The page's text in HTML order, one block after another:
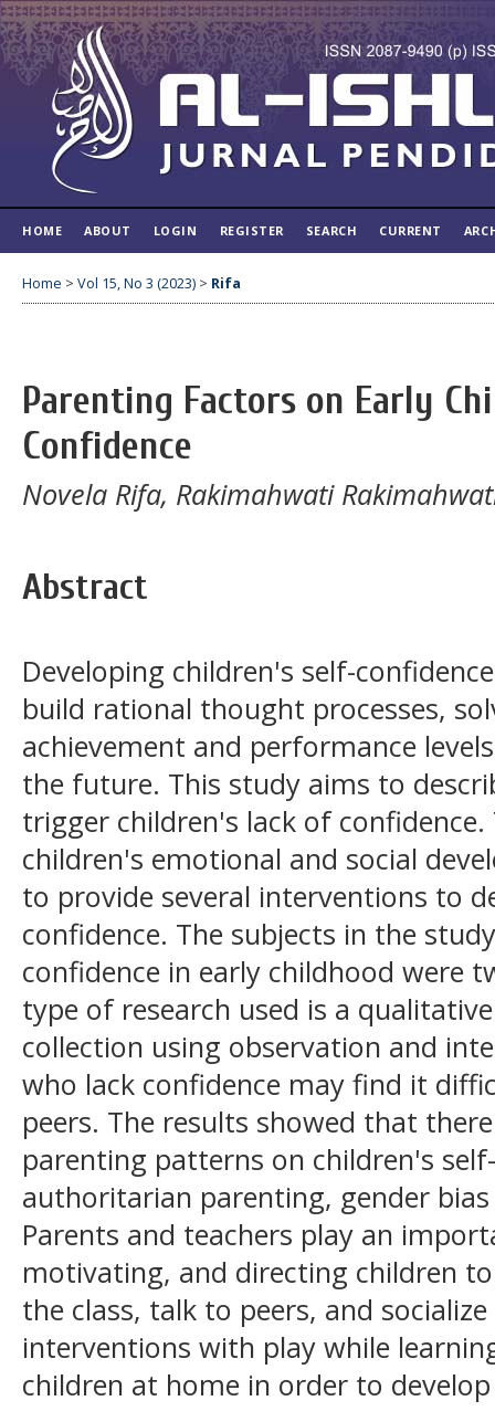
HOME ABOUT LOGIN REGISTER SEARCH CURRENT
Home > Vol 15, No 3 (2023) > Rifa
Parenting Factors on Early
Confidence
Novela Rifa, Rakimahwati
Abstract
Developing children's self-
build rational thought processes,
achievement and performance
the future. This study aims to
trigger children's lack of
children's emotional and social
to provide several interventions to
confidence. The subjects in the
confidence in early childhood were
type of research used is a
collection using observation and
who lack confidence may find it
peers. The results showed that
parenting patterns on children's
authoritarian parenting, gender
Parents and teachers play an
motivating, and directing children
the class, talk to peers, and
interventions with play while
children at home in order to